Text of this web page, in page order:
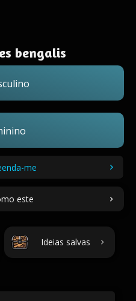
bengalis
me
este
Ideias salvas